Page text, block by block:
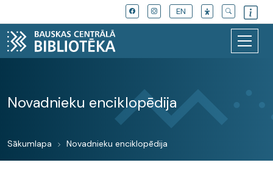
EN
Novadnieku enciklopēdija
Sākumlapa Novadnieku enciklopēdija